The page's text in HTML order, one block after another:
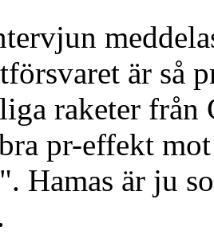
är så
raketer från
pr-effekt
Hamas är ju